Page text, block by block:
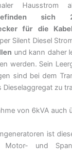
Hausstrom
sich
für die
Silent Diesel
und kann daher
werden. Sein
sind bei dem
Dieselaggregat zu
von 6kVA auch
ist
und